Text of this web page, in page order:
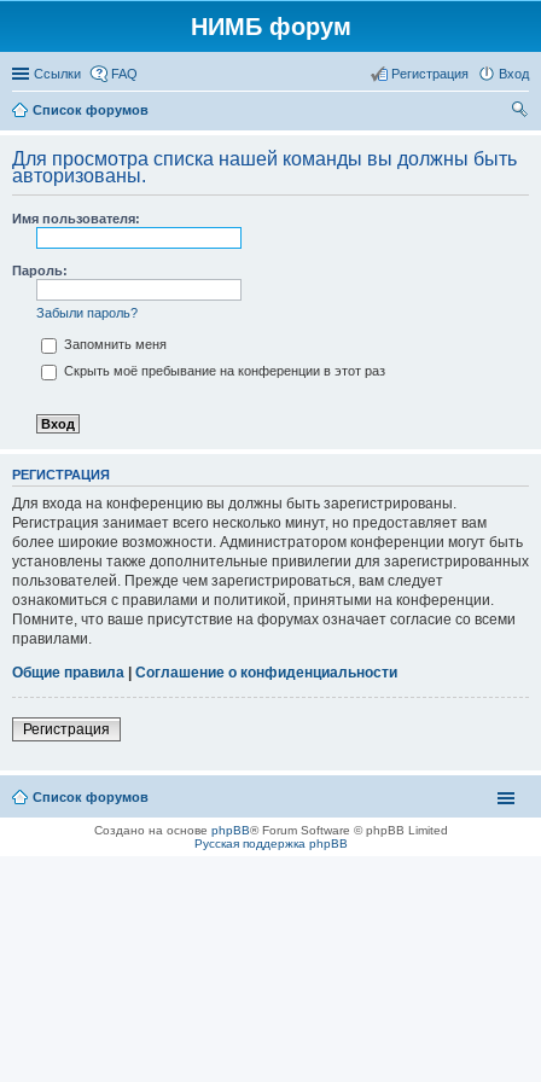
НИМБ форум
Ссылки FAQ Вход
Регистрация
Список форумов
ск
Для просмотра списка нашей команды вы должны быть
авторизованы.
Имя пользователя:
Пароль:
Забыли пароль?
Запомнить меня
Скрыть моё пребывание на конференции в этот раз
РЕГИСТРАЦИЯ
Для входа на конференцию вы должны быть зарегистрированы.
Регистрация занимает всего несколько минут, но предоставляет вам
более широкие возможности. Администратором конференции могут быть
установлены также дополнительные привилегии для зарегистрированных
пользователей. Прежде чем зарегистрироваться, вам следует
ознакомиться с правилами и политикой, принятыми на конференции.
Помните, что ваше присутствие на форумах означает согласие со всеми
правилами.
Общие правила | Соглашение о конфиденциальности
Регистрация
Список форумов
Создано на основе phpBB® Forum Software © phpBB Limited
Русская поддержка phpBB